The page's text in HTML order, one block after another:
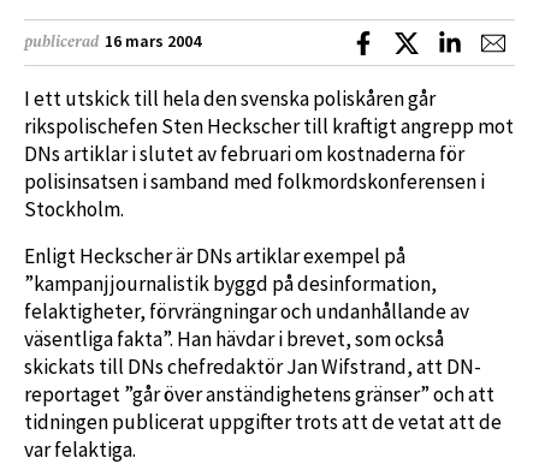
publicerad 16 mars 2004 Dela på Facebook
Dela på XDela på
I ett utskick till hela den svenska poliskåren går
rikspolischefen Sten Heckscher till kraftigt angrepp mot
DNs artiklar i slutet av februari om kostnaderna för
polisinsatsen i samband med folkmordskonferensen i
Stockholm.
Enligt Heckscher är DNs artiklar exempel på
”kampanjjournalistik byggd på desinformation,
felaktigheter, förvrängningar och undanhållande av
väsentliga fakta”. Han hävdar i brevet, som också
skickats till DNs chefredaktör Jan Wifstrand, att DN-
reportaget ”går över anständighetens gränser” och att
tidningen publicerat uppgifter trots att de vetat att de
var felaktiga.